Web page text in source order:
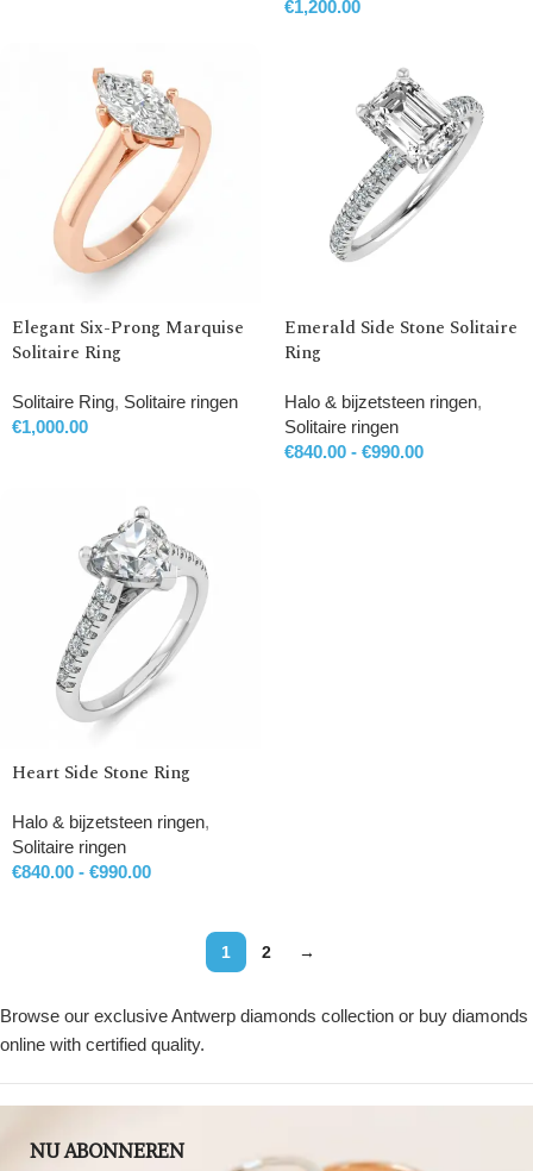
€1,200.00
Elegant Six-Prong Marquise
Solitaire Ring
Solitaire Ring, Solitaire ringen
€1,000.00
Emerald Side Stone Solitaire
Ring
Halo & bijzetsteen ringen,
Solitaire ringen
€840.00 - €990.00
Heart Side Stone Ring
Halo & bijzetsteen ringen,
Solitaire ringen
€840.00 - €990.00
1 2 →
Browse our exclusive Antwerp diamonds collection or buy diamonds
online with certified quality.
NU ABONNEREN